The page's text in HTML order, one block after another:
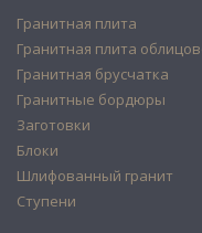
Гранитная плита
Гранитная плита
Гранитная брусчатка
Гранитные бордюры
Заготовки
Блоки
Шлифованный гранит
Ступени